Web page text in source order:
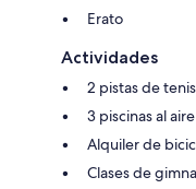
Erato
Actividades
2 pistas de
3 piscinas al
Alquiler de
Clases de